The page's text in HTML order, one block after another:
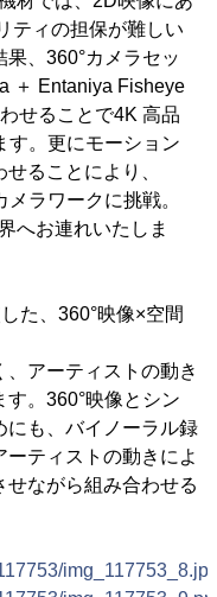
ティの担保が難しい
、360°カメラセッ
＋ Entaniya Fisheye
せることで4K 高品
す。更にモーション
ることにより、
ラワークに挑戦。
へお連れいたしま
た、360°映像×空間
アーティストの動き
。360°映像とシン
にも、バイノーラル録
ティストの動きによ
せながら組み合わせる